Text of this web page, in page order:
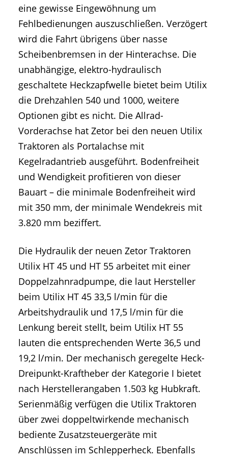
eine gewisse Eingewöhnung um
Fehlbedienungen auszuschließen. Verzögert
wird die Fahrt übrigens über nasse
Scheibenbremsen in der Hinterachse. Die
unabhängige, elektro-hydraulisch
geschaltete Heckzapfwelle bietet beim Utilix
die Drehzahlen 540 und 1000, weitere
Optionen gibt es nicht. Die Allrad-
Vorderachse hat Zetor bei den neuen Utilix
Traktoren als Portalachse mit
Kegelradantrieb ausgeführt. Bodenfreiheit
und Wendigkeit profitieren von dieser
Bauart – die minimale Bodenfreiheit wird
mit 350 mm, der minimale Wendekreis mit
3.820 mm beziffert.
Die Hydraulik der neuen Zetor Traktoren
Utilix HT 45 und HT 55 arbeitet mit einer
Doppelzahnradpumpe, die laut Hersteller
beim Utilix HT 45 33,5 l/min für die
Arbeitshydraulik und 17,5 l/min für die
Lenkung bereit stellt, beim Utilix HT 55
lauten die entsprechenden Werte 36,5 und
19,2 l/min. Der mechanisch geregelte Heck-
Dreipunkt-Kraftheber der Kategorie I bietet
nach Herstellerangaben 1.503 kg Hubkraft.
Serienmäßig verfügen die Utilix Traktoren
über zwei doppeltwirkende mechanisch
bediente Zusatzsteuergeräte mit
Anschlüssen im Schlepperheck. Ebenfalls